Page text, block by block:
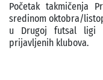
Početak takmičenja
sredinom oktobra/
u Drugoj futsal ligi
prijavljenih klubova.